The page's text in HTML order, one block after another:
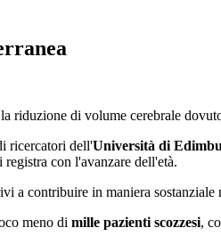
riduzione di volume cerebrale
ricercatori dell'Università di
registra con l'avanzare dell'età.
a contribuire in maniera
meno di mille pazienti scozzesi,